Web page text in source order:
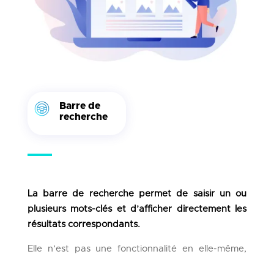
Barre de
recherche
La barre de recherche permet de saisir un ou
plusieurs mots-clés et d’afficher directement les
résultats correspondants.
Elle n’est pas une fonctionnalité en elle-même,